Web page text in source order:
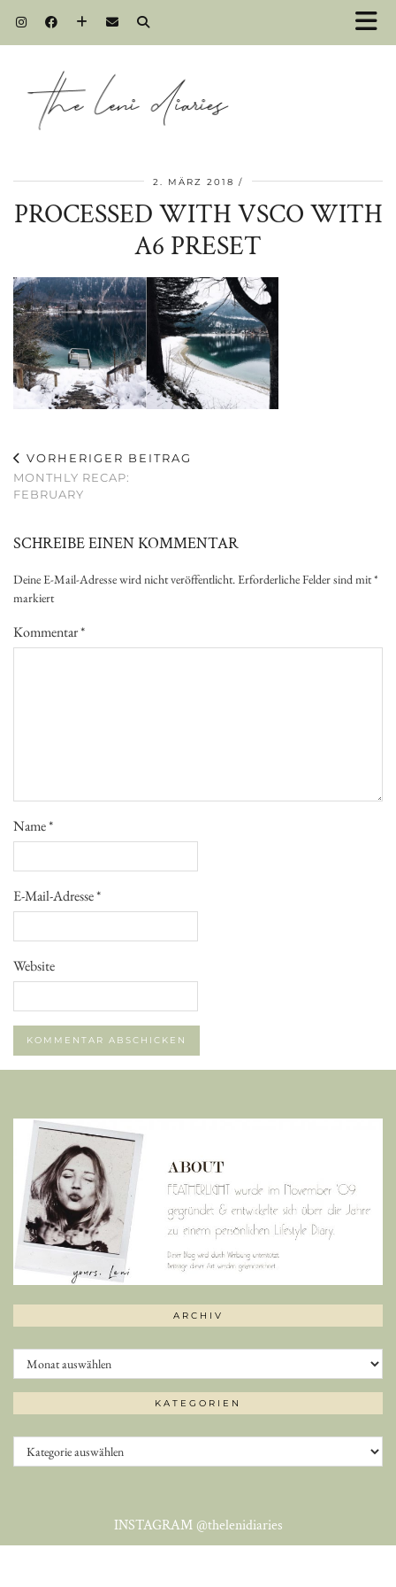
2. MÄRZ 2018
PROCESSED WITH VSCO WITH
A6 PRESET
VORHERIGER BEITRAG
MONTHLY RECAP:
FEBRUARY
SCHREIBE EINEN KOMMENTAR
Deine E-Mail-Adresse wird nicht veröffentlicht.Erforderliche Felder sind mit*
markiert
Kommentar*
Name*
E-Mail-Adresse*
Website
ARCHIV
Archiv
KATEGORIEN
Kategorien
INSTAGRAM @thelenidiaries